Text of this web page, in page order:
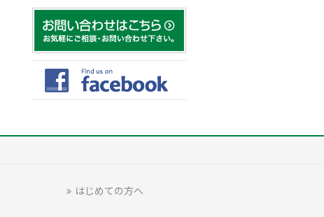
はじめての方へ